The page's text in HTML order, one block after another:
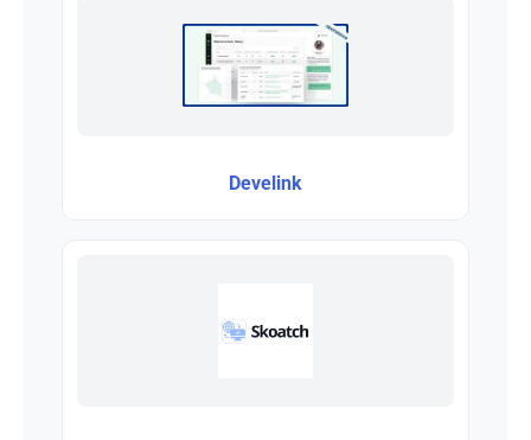
Develink